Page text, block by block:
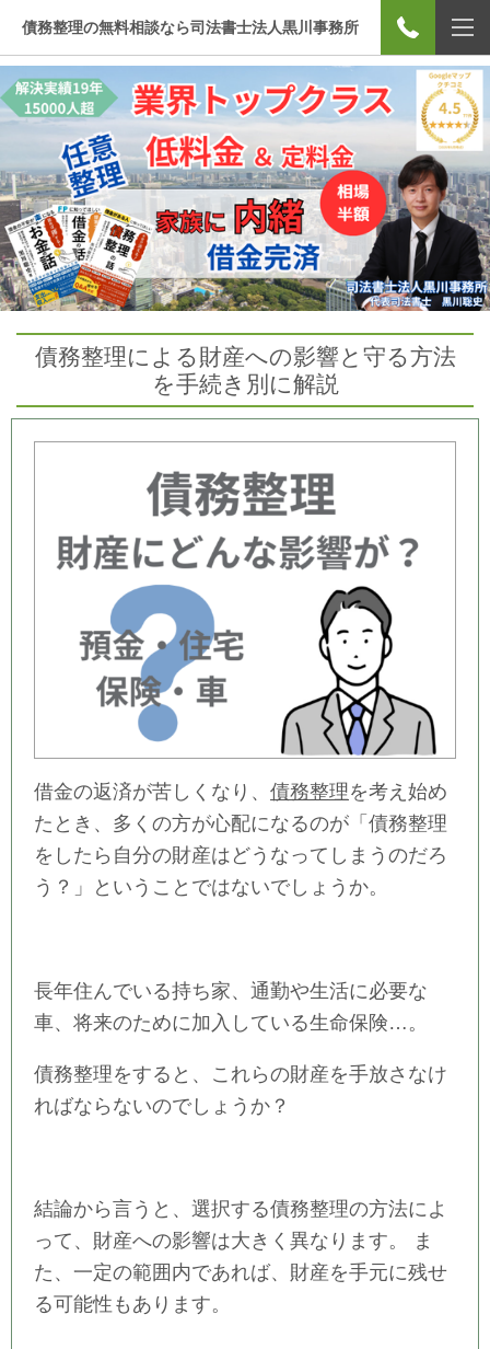
債務整理の無料相談なら司法書士法人黒川事務所
債務整理による財産への影響と守る方法
を手続き別に解説
借金の返済が苦しくなり、 債務整理を考え始め
たとき、多くの方が心配になるのが「債務整理
をしたら自分の財産はどうなってしまうのだろ
う？」ということではないでしょうか。
長年住んでいる持ち家、通勤や生活に必要な
車、将来のために加入している生命保険…。
債務整理をすると、これらの財産を手放さなけ
ればならないのでしょうか？
結論から言うと、選択する債務整理の方法によ
って、財産への影響は大きく異なります。 ま
た、一定の範囲内であれば、財産を手元に残せ
る可能性もあります。